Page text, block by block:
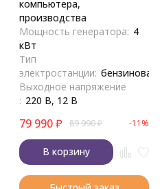
компьютера,
производства
Мощность генератора: 4
кВт
Тип
электростанции: бензиновая
Выходное напряжение
: 220 В, 12 В
79 990₽ 89 990₽ -11%
В корзину